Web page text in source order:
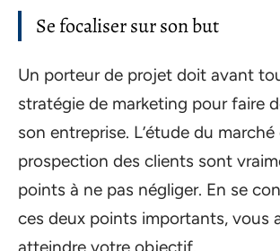
Se focaliser sur son but
Un porteur de projet doit avant
stratégie de marketing pour faire
son entreprise. L’étude du marché
prospection des clients sont
points à ne pas négliger. En se
ces deux points importants, vous